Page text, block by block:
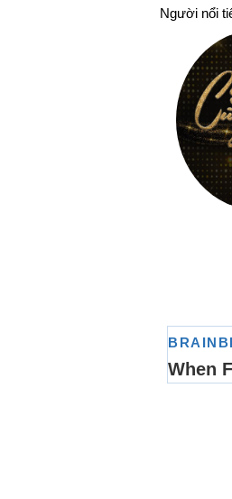
Người nổi